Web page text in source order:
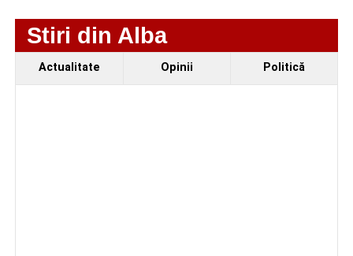
Stiri din Alba
Actualitate Opinii Politică